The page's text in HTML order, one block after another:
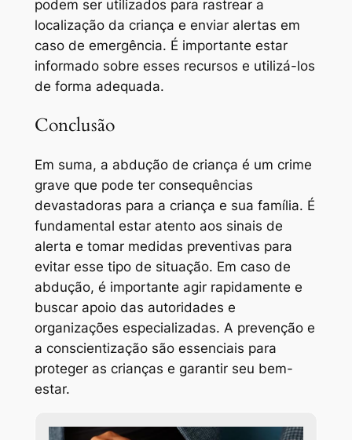
podem ser utilizados para rastrear a
localização da criança e enviar alertas em
caso de emergência. É importante estar
informado sobre esses recursos e utilizá-los
de forma adequada.
Conclusão
Em suma, a abdução de criança é um crime
grave que pode ter consequências
devastadoras para a criança e sua família. É
fundamental estar atento aos sinais de
alerta e tomar medidas preventivas para
evitar esse tipo de situação. Em caso de
abdução, é importante agir rapidamente e
buscar apoio das autoridades e
organizações especializadas. A prevenção e
a conscientização são essenciais para
proteger as crianças e garantir seu bem-
estar.